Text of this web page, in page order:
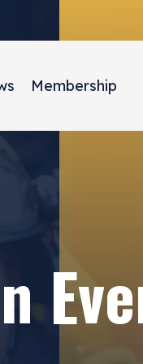
Membership